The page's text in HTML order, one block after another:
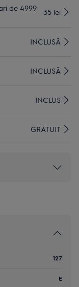
de 4999
35 lei
INCLUSĂ
INCLUSĂ
INCLUS
GRATUIT
127
E